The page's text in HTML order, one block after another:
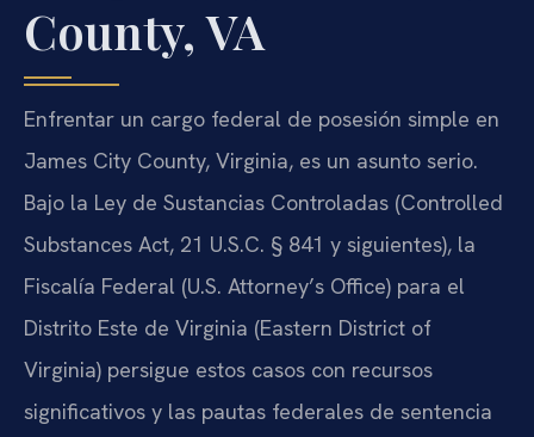
County, VA
Enfrentar un cargo federal de posesión simple en
James City County, Virginia, es un asunto serio.
Bajo la Ley de Sustancias Controladas (Controlled
Substances Act, 21 U.S.C. § 841 y siguientes), la
Fiscalía Federal (U.S. Attorney’s Office) para el
Distrito Este de Virginia (Eastern District of
Virginia) persigue estos casos con recursos
significativos y las pautas federales de sentencia